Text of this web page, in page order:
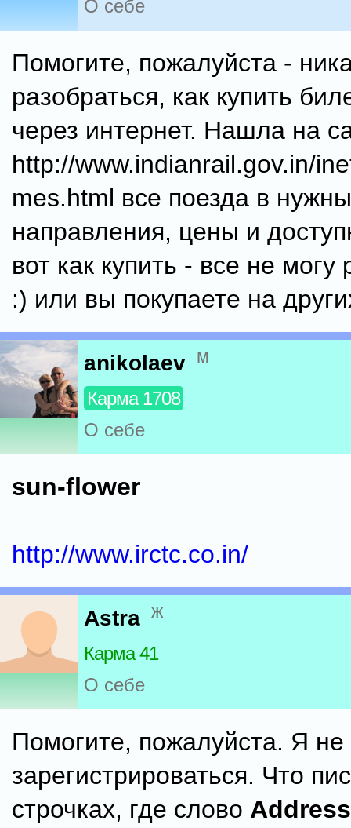
О себе
Помогите, пожалуйста -
разобраться, как купить
через интернет. Нашла на
http://www.indianrail.gov.in/
mes.html все поезда в
направления, цены и
вот как купить - все не могу
:) или вы покупаете на
anikolaev м
Карма 1708
О себе
sun-flower
http://www.irctc.co.in/
Astra ж
Карма 41
О себе
Помогите, пожалуйста. Я не
зарегистрироваться. Что
строчках, где слово